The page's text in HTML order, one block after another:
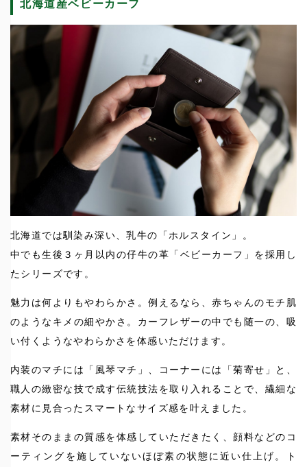
北海道産ベビーカーフ
北海道では馴染み深い、乳牛の「ホルスタイン」。
中でも生後３ヶ月以内の仔牛の革「ベビーカーフ」を採用し
たシリーズです。
魅力は何よりもやわらかさ。例えるなら、赤ちゃんのモチ肌
のようなキメの細やかさ。カーフレザーの中でも随一の、吸
い付くようなやわらかさを体感いただけます。
内装のマチには「風琴マチ」、コーナーには「菊寄せ」と、
職人の緻密な技で成す伝統技法を取り入れることで、繊細な
素材に見合ったスマートなサイズ感を叶えました。
素材そのままの質感を体感していただきたく、顔料などのコ
ーティングを施していないほぼ素の状態に近い仕上げ。ト